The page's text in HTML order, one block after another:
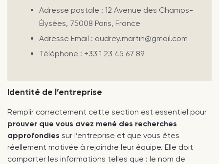
Adresse postale : 12 Avenue des Champs-
Élysées, 75008 Paris, France
Adresse Email : audrey.martin@gmail.com
Téléphone : +33 1 23 45 67 89
Identité de l’entreprise
Remplir correctement cette section est essentiel pour
prouver que vous avez mené des recherches
approfondies sur l’entreprise et que vous êtes
réellement motivée à rejoindre leur équipe. Elle doit
comporter les informations telles que : le nom de